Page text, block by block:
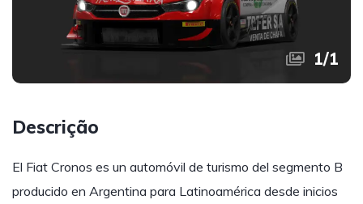
1/1
Descrição
El Fiat Cronos es un automóvil de turismo del segmento B
producido en Argentina para Latinoamérica desde inicios